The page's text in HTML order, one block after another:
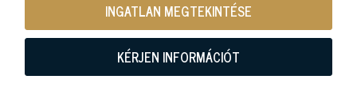
INGATLAN MEGTEKINTÉSE
KÉRJEN INFORMÁCIÓT